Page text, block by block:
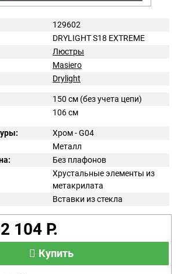
129602
DRYLIGHT S18 EXTREME
Люстры
Masiero
Drylight
150 см (без учета цепи)
106 см
Хром - G04
Металл
Без плафонов
Хрустальные элементы из
метакрилата
Вставки из стекла
104 Р.
Купить